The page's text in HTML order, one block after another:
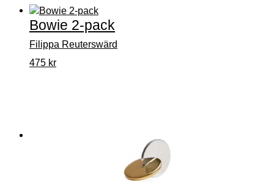
Bowie 2-pack
Filippa Reuterswärd
475 kr